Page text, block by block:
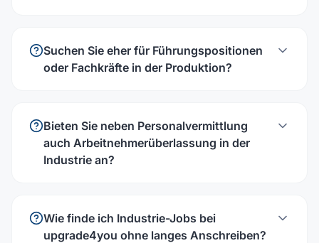
Suchen Sie eher für Führungspositionen
oder Fachkräfte in der Produktion?
Bieten Sie neben Personalvermittlung
auch Arbeitnehmerüberlassung in der
Industrie an?
Wie finde ich Industrie-Jobs bei
upgrade4you ohne langes Anschreiben?